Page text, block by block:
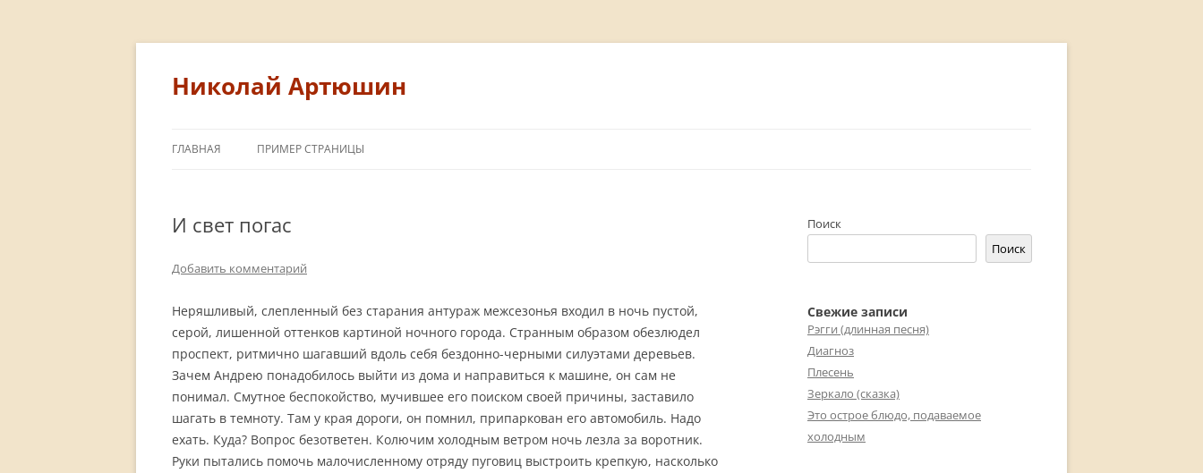
Перейти
Николай Артюшин
ГЛАВНАЯ ПРИМЕР СТРАНИЦЫ
И свет погас
Добавить комментарий
Неряшливый, слепленный без старания антураж межсезонья входил в ночь пустой,
серой, лишенной оттенков картиной ночного города. Странным образом обезлюдел
проспект, ритмично шагавший вдоль себя бездонно-черными силуэтами деревьев.
Зачем Андрею понадобилось выйти из дома и направиться к машине, он сам не
понимал. Смутное беспокойство, мучившее его поиском своей причины, заставило
шагать в темноту. Там у края дороги, он помнил, припаркован его автомобиль. Надо
ехать. Куда? Вопрос безответен. Колючим холодным ветром ночь лезла за воротник.
Руки пытались помочь малочисленному отряду пуговиц выстроить крепкую, насколько
Поиск
Поиск
Свежие записи
Рэгги (длинная песня)
Диагноз
Плесень
Зеркало (сказка)
Это острое блюдо, подаваемое
холодным